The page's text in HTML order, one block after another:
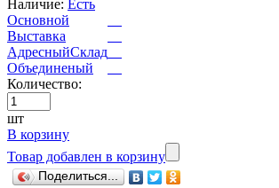
Наличие: Есть
Основной
Выставка
АдресныйСклад
Объединеный
Количество:
шт
В корзину
Товар добавлен в корзину
Поделиться...